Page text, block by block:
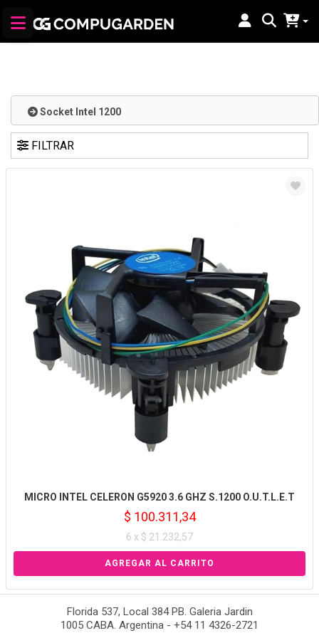
Socket Intel 1200
FILTRAR
MICRO INTEL CELERON G5920 3.6 GHZ S.1200 O.U.T.L.E.T
$ 100.311,34
6 x $ 21.232,57
Florida 537, Local 384 PB. Galeria Jardin
1005 CABA. Argentina - +54 11 4326-2721